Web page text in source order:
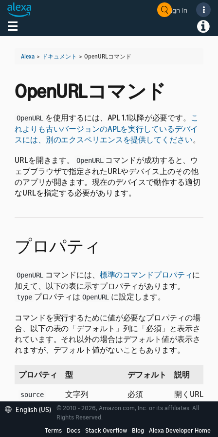
Sign In
Toggle navigation
Alexa > ドキュメント > OpenURLコマンド
OpenURLコマンド
OpenURL を使用するには、APL 1.1以降が必要です。 こ
れよりも古いバージョンのAPLを実行しているデバイ
スには、別のエクスペリエンスを提供してください。
URLを開きます。 OpenURL
コマンドが成功すると、ウ
ェブブラウザで指定されたURLやデバイス上のその他
のアプリが開きます。現在のデバイスで動作する適切
なURLを指定する必要があります。
プロパティ
OpenURL コマンドには、 標準のコマンドプロパティに
加えて、以下の表に示すプロパティがあります。
type プロパティは OpenURL に設定します。
コマンドを実行するために値が必要なプロパティの場
合、以下の表の「デフォルト」列に「必須」と表示さ
れています。それ以外の場合はデフォルト値が表示さ
れますが、デフォルト値がないこともあります。
プロパティ 型 デフォルト 説明
source 文字列 必須 開くURLで
onFail コマンドの配列
English (US)
© 2010 - 2026, Amazon.com, Inc. or its affiliates. All
Rights Reserved.
Terms
Docs Stack Overflow Blog Alexa Developer Home
Welcome! Ask the DevAssistant